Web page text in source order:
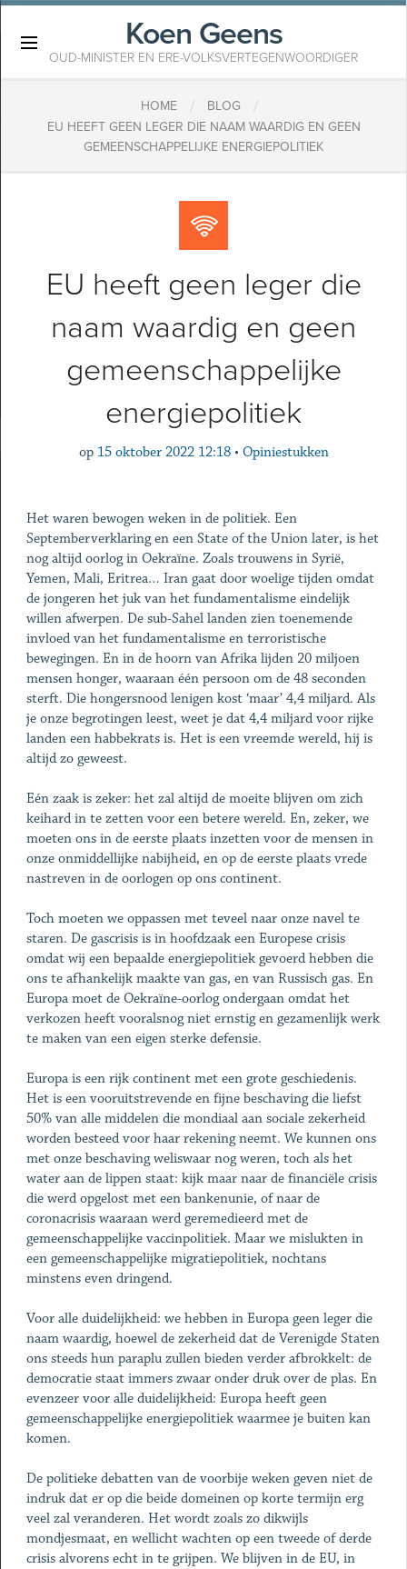
Koen Geens
OUD-MINISTER EN ERE-VOLKSVERTEGENWOORDIGER
HOME / BLOG /
EU HEEFT GEEN LEGER DIE NAAM WAARDIG EN GEEN
GEMEENSCHAPPELIJKE ENERGIEPOLITIEK
EU heeft geen leger die
naam waardig en geen
gemeenschappelijke
energiepolitiek
op 15 oktober 2022 12:18 • Opiniestukken
Het waren bewogen weken in de politiek. Een
Septemberverklaring en een State of the Union later, is het
nog altijd oorlog in Oekraïne. Zoals trouwens in Syrië,
Yemen, Mali, Eritrea… Iran gaat door woelige tijden omdat
de jongeren het juk van het fundamentalisme eindelijk
willen afwerpen. De sub-Sahel landen zien toenemende
invloed van het fundamentalisme en terroristische
bewegingen. En in de hoorn van Afrika lijden 20 miljoen
mensen honger, waaraan één persoon om de 48 seconden
sterft. Die hongersnood lenigen kost ‘maar’ 4,4 miljard. Als
je onze begrotingen leest, weet je dat 4,4 miljard voor rijke
landen een habbekrats is. Het is een vreemde wereld, hij is
altijd zo geweest.
Eén zaak is zeker: het zal altijd de moeite blijven om zich
keihard in te zetten voor een betere wereld. En, zeker, we
moeten ons in de eerste plaats inzetten voor de mensen in
onze onmiddellijke nabijheid, en op de eerste plaats vrede
nastreven in de oorlogen op ons continent.
Toch moeten we oppassen met teveel naar onze navel te
staren. De gascrisis is in hoofdzaak een Europese crisis
omdat wij een bepaalde energiepolitiek gevoerd hebben die
ons te afhankelijk maakte van gas, en van Russisch gas. En
Europa moet de Oekraïne-oorlog ondergaan omdat het
verkozen heeft vooralsnog niet ernstig en gezamenlijk werk
te maken van een eigen sterke defensie.
Europa is een rijk continent met een grote geschiedenis.
Het is een vooruitstrevende en fijne beschaving die liefst
50% van alle middelen die mondiaal aan sociale zekerheid
worden besteed voor haar rekening neemt. We kunnen ons
met onze beschaving weliswaar nog weren, toch als het
water aan de lippen staat: kijk maar naar de financiële crisis
die werd opgelost met een bankenunie, of naar de
coronacrisis waaraan werd geremedieerd met de
gemeenschappelijke vaccinpolitiek. Maar we mislukten in
een gemeenschappelijke migratiepolitiek, nochtans
minstens even dringend.
Voor alle duidelijkheid: we hebben in Europa geen leger die
naam waardig, hoewel de zekerheid dat de Verenigde Staten
ons steeds hun paraplu zullen bieden verder afbrokkelt: de
democratie staat immers zwaar onder druk over de plas. En
evenzeer voor alle duidelijkheid: Europa heeft geen
gemeenschappelijke energiepolitiek waarmee je buiten kan
komen.
De politieke debatten van de voorbije weken geven niet de
indruk dat er op die beide domeinen op korte termijn erg
veel zal veranderen. Het wordt zoals zo dikwijls
mondjesmaat, en wellicht wachten op een tweede of derde
crisis alvorens echt in te grijpen. We blijven in de EU, in